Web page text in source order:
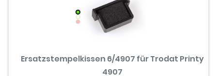
Ersatzstempelkissen 6/4907 für Trodat Printy
4907